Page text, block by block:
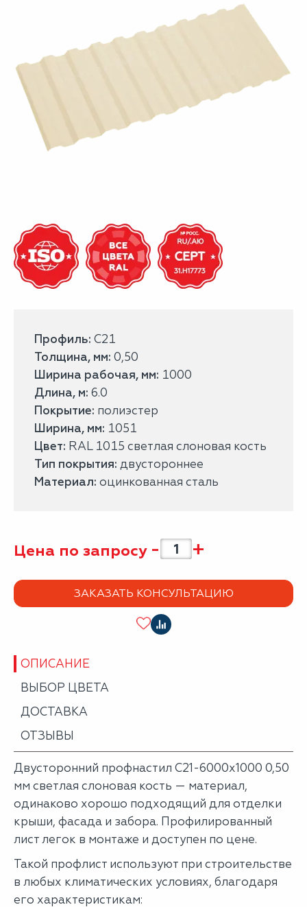
Профиль: С21
Толщина, мм: 0,50
Ширина рабочая, мм: 1000
Длина, м: 6.0
Покрытие: полиэстер
Ширина, мм: 1051
Цвет: RAL 1015 светлая слоновая кость
Тип покрытия: двустороннее
Материал: оцинкованная сталь
Цена по запросу - +
ЗАКАЗАТЬ КОНСУЛЬТАЦИЮ
ОПИСАНИЕ
ВЫБОР ЦВЕТА
ДОСТАВКА
ОТЗЫВЫ
Двусторонний профнастил С21-6000х1000 0,50
мм светлая слоновая кость — материал,
одинаково хорошо подходящий для отделки
крыши, фасада и забора. Профилированный
лист легок в монтаже и доступен по цене.
Такой профлист используют при строительстве
в любых климатических условиях, благодаря
его характеристикам: